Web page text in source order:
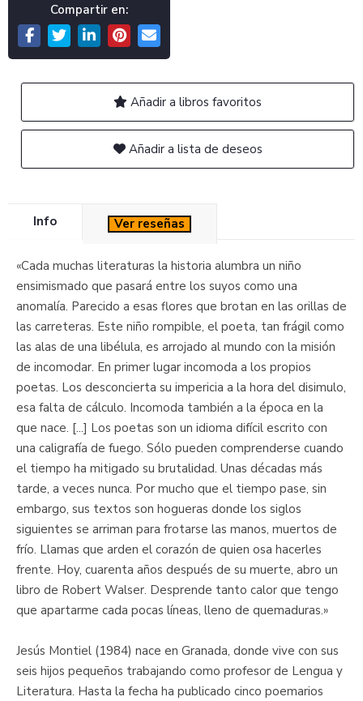
Compartir en:
Añadir a libros favoritos
Añadir a lista de deseos
Info Ver reseñas
«Cada muchas literaturas la historia alumbra un niño
ensimismado que pasará entre los suyos como una
anomalía. Parecido a esas flores que brotan en las orillas de
las carreteras. Este niño rompible, el poeta, tan frágil como
las alas de una libélula, es arrojado al mundo con la misión
de incomodar. En primer lugar incomoda a los propios
poetas. Los desconcierta su impericia a la hora del disimulo,
esa falta de cálculo. Incomoda también a la época en la
que nace. [...] Los poetas son un idioma difícil escrito con
una caligrafía de fuego. Sólo pueden comprenderse cuando
el tiempo ha mitigado su brutalidad. Unas décadas más
tarde, a veces nunca. Por mucho que el tiempo pase, sin
embargo, sus textos son hogueras donde los siglos
siguientes se arriman para frotarse las manos, muertos de
frío. Llamas que arden el corazón de quien osa hacerles
frente. Hoy, cuarenta años después de su muerte, abro un
libro de Robert Walser. Desprende tanto calor que tengo
que apartarme cada pocas líneas, lleno de quemaduras.»
Jesús Montiel (1984) nace en Granada, donde vive con sus
seis hijos pequeños trabajando como profesor de Lengua y
Literatura. Hasta la fecha ha publicado cinco poemarios